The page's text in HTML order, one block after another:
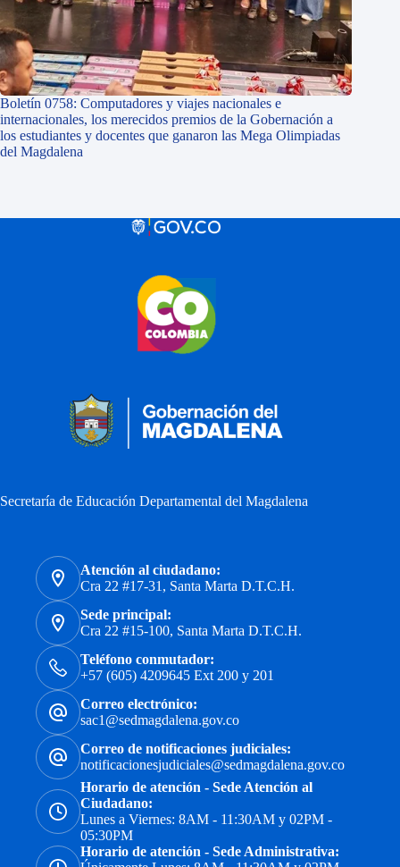
Boletín 0758: Computadores y viajes nacionales e
internacionales, los merecidos premios de la Gobernación a
los estudiantes y docentes que ganaron las Mega Olimpiadas
del Magdalena
Secretaría de Educación Departamental del Magdalena
Atención al ciudadano:
Cra 22 #17-31, Santa Marta D.T.C.H.
Sede principal:
Cra 22 #15-100, Santa Marta D.T.C.H.
Teléfono conmutador:
+57 (605) 4209645 Ext 200 y 201
Correo electrónico:
sac1@sedmagdalena.gov.co
Correo de notificaciones judiciales:
notificacionesjudiciales@sedmagdalena.gov.co
Horario de atención - Sede Atención al
Ciudadano:
Lunes a Viernes: 8AM - 11:30AM y 02PM -
05:30PM
Horario de atención - Sede Administrativa: